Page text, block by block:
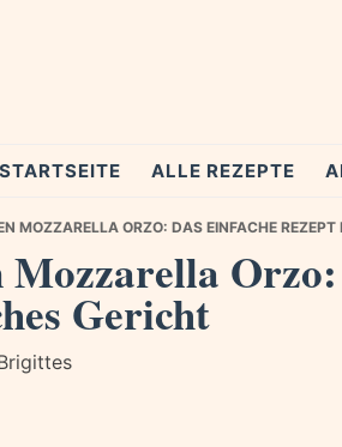
STARTSEITE ALLE REZEPTE
MOZZARELLA ORZO: DAS EINFACHE REZEPT
Mozzarella
Gericht